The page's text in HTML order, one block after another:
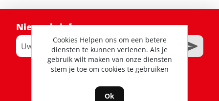
Nieuwsbrief
RSS
Cookies Helpen ons om een betere
diensten te kunnen verlenen. Als je
gebruik wilt maken van onze diensten
stem je toe om cookies te gebruiken
Ok